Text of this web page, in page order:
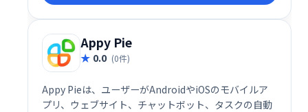
Appy Pie
0.0 (0件)
Appy Pieは、ユーザーがAndroidやiOSのモバイルア
プリ、ウェブサイト、チャットボット、タスクの自動